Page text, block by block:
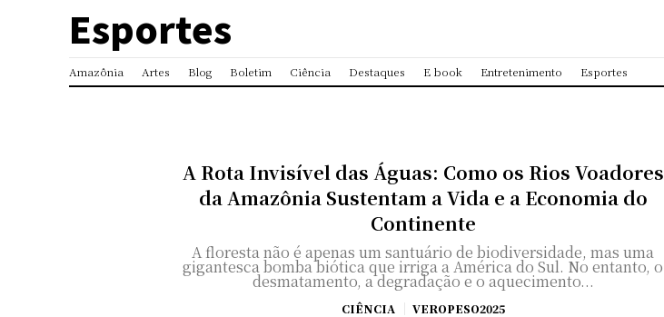
Esportes
Amazônia Artes Blog Boletim Ciência Destaques E book Entretenimento Esportes
A Rota Invisível das Águas: Como os Rios Voadores
da Amazônia Sustentam a Vida e a Economia do
Continente
A floresta não é apenas um santuário de biodiversidade, mas uma
gigantesca bomba biótica que irriga a América do Sul. No entanto, o
desmatamento, a degradação e o aquecimento...
CIÊNCIA VEROPESO2025